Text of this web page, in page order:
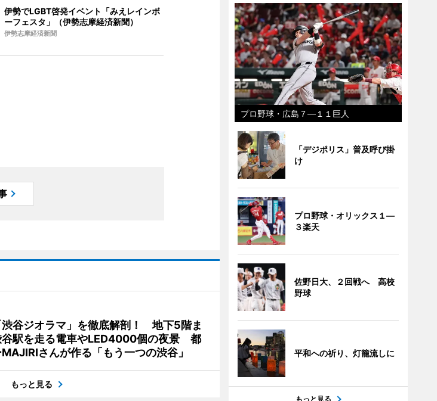
伊勢でLGBT啓発イベント「みえレインボ
ーフェスタ」（伊勢志摩経済新聞）
伊勢志摩経済新聞
渋谷ジオラマ」を徹底解剖！ 地下5階ま
谷駅を走る電車やLED4000個の夜景 都
さんが作る「もう一つの渋谷」
もっと見る
プロ野球・広島７―１１巨人
「デジポリス」普及呼び掛
け
プロ野球・オリックス１―
３楽天
佐野日大、２回戦へ 高校
野球
平和への祈り、灯籠流しに
もっと見る